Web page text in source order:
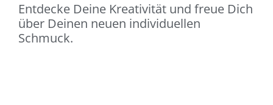
Entdecke Deine Kreativität und freue Dich
über Deinen neuen individuellen
Schmuck.